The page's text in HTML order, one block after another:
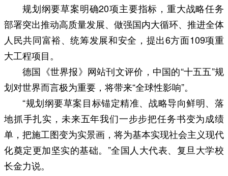
规划纲要草案明确20项主要指标，重大战略任务
部署突出推动高质量发展、做强国内大循环、推进全体
人民共同富裕、统筹发展和安全，提出6方面109项重
大工程项目。
德国《世界报》网站刊文评价，中国的“十五五”规
划对世界而言极为重要，将带来“全球性影响”。
“规划纲要草案目标锚定精准、战略导向鲜明、落
地抓手扎实，未来五年我们一步步把任务书变为成绩
单，把施工图变为实景画，将为基本实现社会主义现代
化奠定更加坚实的基础。”全国人大代表、复旦大学校
长金力说。